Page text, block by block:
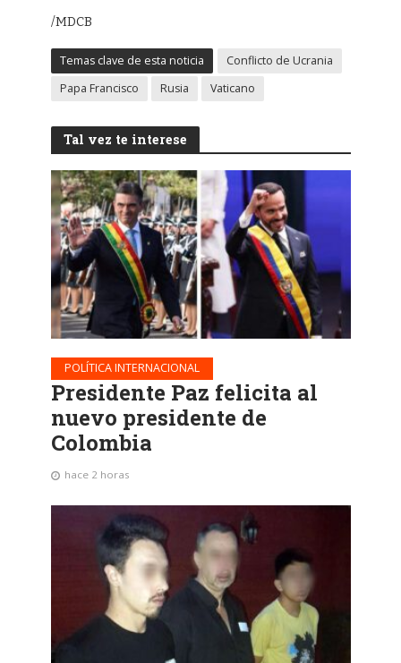
/MDCB
Temas clave de esta noticia
Conflicto de Ucrania
Papa Francisco
Rusia Vaticano
Tal vez te interese
POLÍTICA INTERNACIONAL
Presidente Paz felicita al
nuevo presidente de
Colombia
hace 2 horas